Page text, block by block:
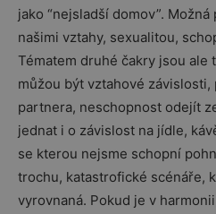
jako “nejsladší domov”.
našimi vztahy, sexualitou,
Tématem druhé čakry jsou ale
můžou být vztahové závislosti,
partnera, neschopnost odejít
jednat i o závislost na jídle,
se kterou nejsme schopní
trochu, katastrofické scénáře,
vyrovnaná. Pokud je v